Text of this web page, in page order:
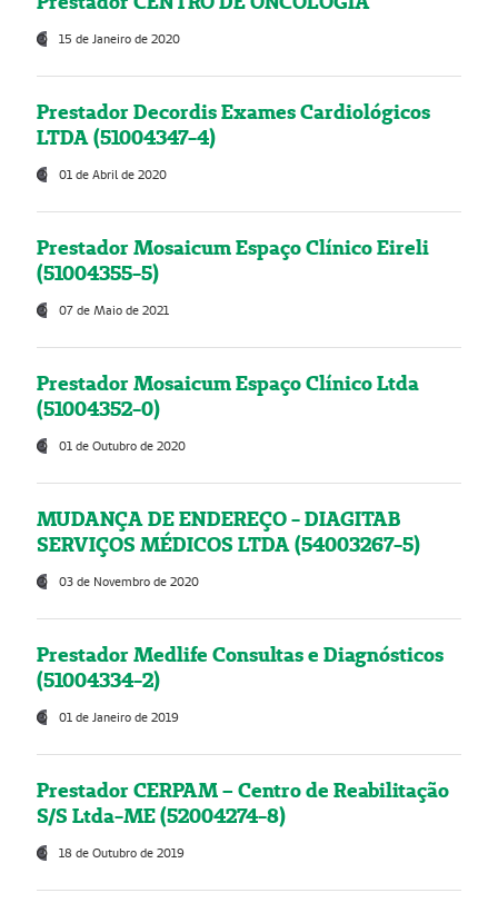
15 de Janeiro de 2020
Prestador Decordis Exames Cardiológicos
LTDA (51004347-4)
01 de Abril de 2020
Prestador Mosaicum Espaço Clínico Eireli
(51004355-5)
07 de Maio de 2021
Prestador Mosaicum Espaço Clínico Ltda
(51004352-0)
01 de Outubro de 2020
MUDANÇA DE ENDEREÇO - DIAGITAB
SERVIÇOS MÉDICOS LTDA (54003267-5)
03 de Novembro de 2020
Prestador Medlife Consultas e Diagnósticos
(51004334-2)
01 de Janeiro de 2019
Prestador CERPAM – Centro de Reabilitação
S/S Ltda-ME (52004274-8)
18 de Outubro de 2019